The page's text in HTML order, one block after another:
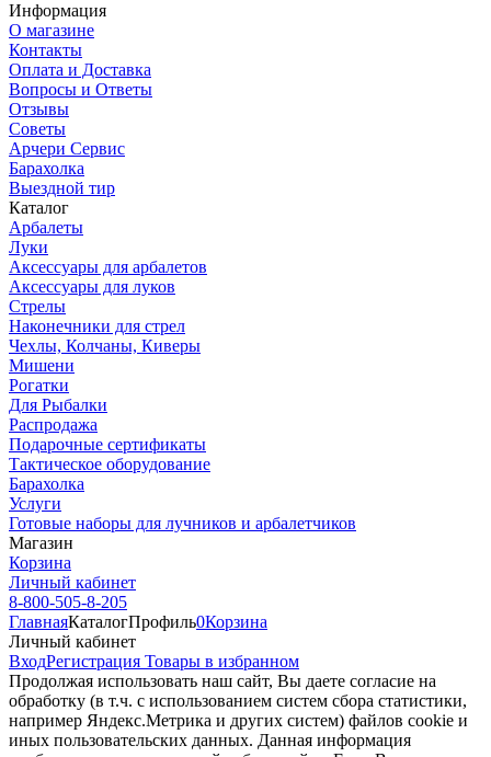
Информация
О магазине
Контакты
Оплата и Доставка
Вопросы и Ответы
Отзывы
Советы
Арчери Сервис
Барахолка
Выездной тир
Каталог
Арбалеты
Луки
Аксессуары для арбалетов
Аксессуары для луков
Стрелы
Наконечники для стрел
Чехлы, Колчаны, Киверы
Мишени
Рогатки
Для Рыбалки
Распродажа
Подарочные сертификаты
Тактическое оборудование
Барахолка
Услуги
Готовые наборы для лучников и арбалетчиков
Магазин
Корзина
Личный кабинет
8-800-505-8-205
ГлавнаяКаталогПрофиль0Корзина
Личный кабинет
ВходРегистрация Товары в избранном
Продолжая использовать наш cайт, Вы даете согласие на
обработку (в т.ч. с использованием систем сбора статистики,
например Яндекс.Метрика и других систем) файлов cookie и
иных пользовательских данных. Данная информация